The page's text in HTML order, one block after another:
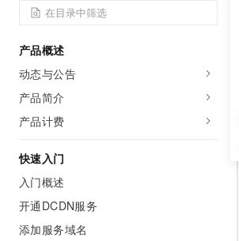
产品概述
动态与公告
产品简介
产品计费
快速入门
入门概述
开通DCDN服务
添加服务域名
精选产品
人工智能与机器学习
存储
网络与CDN
精选解决方案
AI
现代化应用
安全
网络